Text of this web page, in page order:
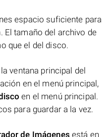
espacio suficiente para
El tamaño del archivo de
que el del disco.
ventana principal del
en el menú principal,
en el menú principal.
para guardar a la vez.
de Imágenes está en